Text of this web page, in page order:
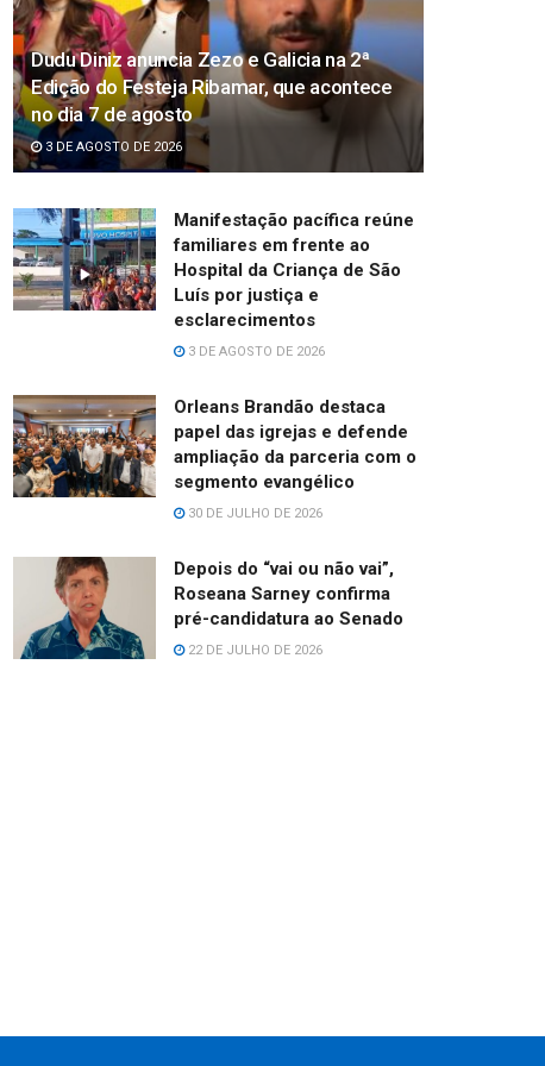
Dudu Diniz anuncia Zezo e Galicia na 2ª
Edição do Festeja Ribamar, que acontece
no dia 7 de agosto
3 DE AGOSTO DE 2026
Manifestação pacífica reúne
familiares em frente ao
Hospital da Criança de São
Luís por justiça e
esclarecimentos
3 DE AGOSTO DE 2026
Orleans Brandão destaca
papel das igrejas e defende
ampliação da parceria com o
segmento evangélico
30 DE JULHO DE 2026
Depois do “vai ou não vai”,
Roseana Sarney confirma
pré-candidatura ao Senado
22 DE JULHO DE 2026